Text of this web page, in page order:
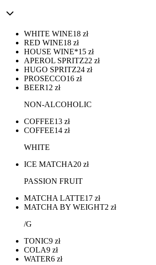
WHITE WINE18 zł
RED WINE18 zł
HOUSE WINE*15 zł
APEROL SPRITZ22 zł
HUGO SPRITZ24 zł
PROSECCO16 zł
BEER12 zł
NON-ALCOHOLIC
COFFEE13 zł
COFFEE14 zł
WHITE
ICE MATCHA20 zł
PASSION FRUIT
MATCHA LATTE17 zł
MATCHA BY WEIGHT2 zł
/G
TONIC9 zł
COLA9 zł
WATER6 zł